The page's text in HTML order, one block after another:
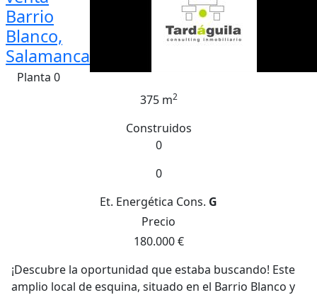
Barrio
Blanco,
Salamanca
Planta 0
375 m2
Construidos
0
0
Et. Energética Cons. G
Precio
180.000 €
¡Descubre la oportunidad que estaba buscando! Este
amplio local de esquina, situado en el Barrio Blanco y